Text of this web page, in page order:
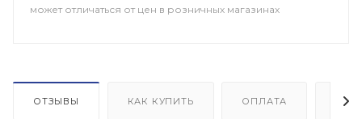
может отличаться от цен в розничных магазинах
ОТЗЫВЫ КАК КУПИТЬ ОПЛАТА